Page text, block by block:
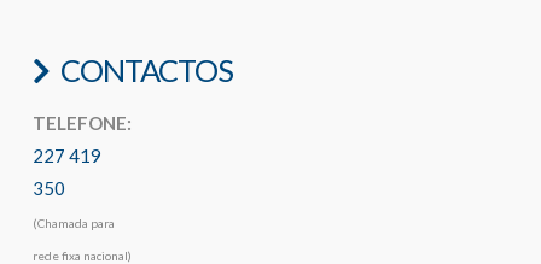
CONTACTOS
TELEFONE:
227 419
350
(Chamada para
rede fixa nacional)